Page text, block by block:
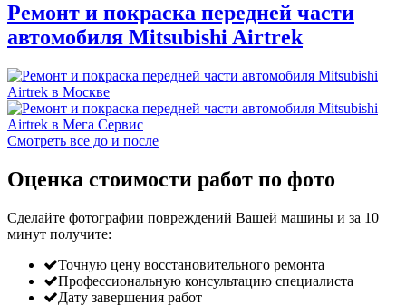
Ремонт и покраска передней части
автомобиля Mitsubishi Airtrek
Смотреть все до и после
Оценка стоимости работ по фото
Сделайте фотографии повреждений Вашей машины и за 10
минут получите:
Точную цену восстановительного ремонта
Профессиональную консультацию специалиста
Дату завершения работ